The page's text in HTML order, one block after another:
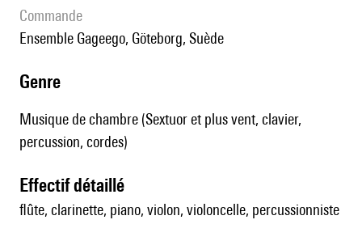
Commande
Ensemble Gageego, Göteborg, Suède
genre
Musique de chambre (Sextuor et plus vent, clavier,
percussion, cordes)
effectif détaillé
flûte, clarinette, piano, violon, violoncelle, percussionniste